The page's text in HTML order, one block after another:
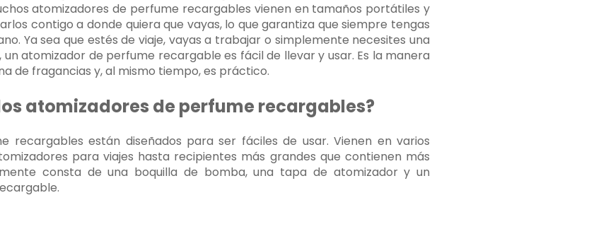
atomizadores de perfume recargables vienen en tamaños portátiles y
contigo a donde quiera que vayas, lo que garantiza que siempre tengas
Ya sea que estés de viaje, vayas a trabajar o simplemente necesites una
atomizador de perfume recargable es fácil de llevar y usar. Es la manera
de fragancias y, al mismo tiempo, es práctico.
atomizadores de perfume recargables?
recargables están diseñados para ser fáciles de usar. Vienen en varios
para viajes hasta recipientes más grandes que contienen más
consta de una boquilla de bomba, una tapa de atomizador y un